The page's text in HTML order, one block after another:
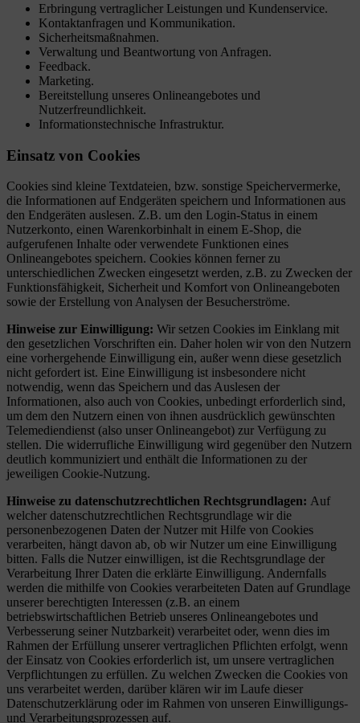
Erbringung vertraglicher Leistungen und Kundenservice.
Kontaktanfragen und Kommunikation.
Sicherheitsmaßnahmen.
Verwaltung und Beantwortung von Anfragen.
Feedback.
Marketing.
Bereitstellung unseres Onlineangebotes und
Nutzerfreundlichkeit.
Informationstechnische Infrastruktur.
Einsatz von Cookies
Cookies sind kleine Textdateien, bzw. sonstige Speichervermerke,
die Informationen auf Endgeräten speichern und Informationen aus
den Endgeräten auslesen. Z.B. um den Login-Status in einem
Nutzerkonto, einen Warenkorbinhalt in einem E-Shop, die
aufgerufenen Inhalte oder verwendete Funktionen eines
Onlineangebotes speichern. Cookies können ferner zu
unterschiedlichen Zwecken eingesetzt werden, z.B. zu Zwecken der
Funktionsfähigkeit, Sicherheit und Komfort von Onlineangeboten
sowie der Erstellung von Analysen der Besucherströme.
Hinweise zur Einwilligung: Wir setzen Cookies im Einklang mit
den gesetzlichen Vorschriften ein. Daher holen wir von den Nutzern
eine vorhergehende Einwilligung ein, außer wenn diese gesetzlich
nicht gefordert ist. Eine Einwilligung ist insbesondere nicht
notwendig, wenn das Speichern und das Auslesen der
Informationen, also auch von Cookies, unbedingt erforderlich sind,
um dem den Nutzern einen von ihnen ausdrücklich gewünschten
Telemediendienst (also unser Onlineangebot) zur Verfügung zu
stellen. Die widerrufliche Einwilligung wird gegenüber den Nutzern
deutlich kommuniziert und enthält die Informationen zu der
jeweiligen Cookie-Nutzung.
Hinweise zu datenschutzrechtlichen Rechtsgrundlagen: Auf
welcher datenschutzrechtlichen Rechtsgrundlage wir die
personenbezogenen Daten der Nutzer mit Hilfe von Cookies
verarbeiten, hängt davon ab, ob wir Nutzer um eine Einwilligung
bitten. Falls die Nutzer einwilligen, ist die Rechtsgrundlage der
Verarbeitung Ihrer Daten die erklärte Einwilligung. Andernfalls
werden die mithilfe von Cookies verarbeiteten Daten auf Grundlage
unserer berechtigten Interessen (z.B. an einem
betriebswirtschaftlichen Betrieb unseres Onlineangebotes und
Verbesserung seiner Nutzbarkeit) verarbeitet oder, wenn dies im
Rahmen der Erfüllung unserer vertraglichen Pflichten erfolgt, wenn
der Einsatz von Cookies erforderlich ist, um unsere vertraglichen
Verpflichtungen zu erfüllen. Zu welchen Zwecken die Cookies von
uns verarbeitet werden, darüber klären wir im Laufe dieser
Datenschutzerklärung oder im Rahmen von unseren Einwilligungs-
und Verarbeitungsprozessen auf.